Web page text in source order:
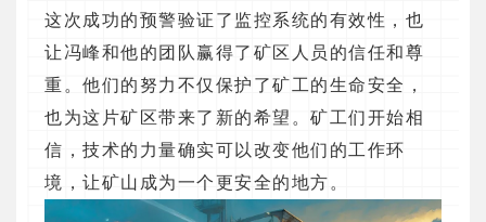
这次成功的预警验证了监控系统的有效性，也
让冯峰和他的团队赢得了矿区人员的信任和尊
重。他们的努力不仅保护了矿工的生命安全，
也为这片矿区带来了新的希望。矿工们开始相
信，技术的力量确实可以改变他们的工作环
境，让矿山成为一个更安全的地方。